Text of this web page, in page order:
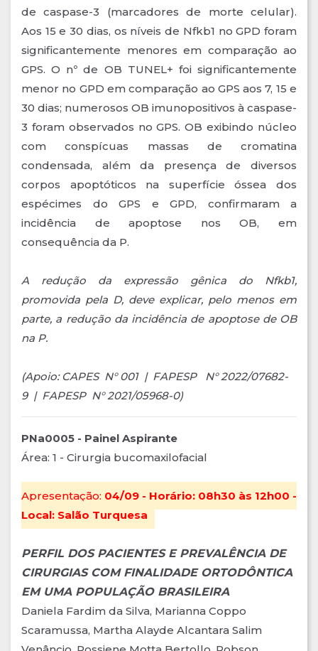
de caspase-3 (marcadores de morte celular).
Aos 15 e 30 dias, os níveis de Nfkb1 no GPD foram
significantemente menores em comparação ao
GPS. O nº de OB TUNEL+ foi significantemente
menor no GPD em comparação ao GPS aos 7, 15 e
30 dias; numerosos OB imunopositivos à caspase-
3 foram observados no GPS. OB exibindo núcleo
com conspícuas massas de cromatina
condensada, além da presença de diversos
corpos apoptóticos na superfície óssea dos
espécimes do GPS e GPD, confirmaram a
incidência de apoptose nos OB, em
consequência da P.
A redução da expressão gênica do Nfkb1,
promovida pela D, deve explicar, pelo menos em
parte, a redução da incidência de apoptose de OB
na P.
(Apoio: CAPES N° 001 | FAPESP N° 2022/07682-
9 | FAPESP N° 2021/05968-0)
PNa0005 - Painel Aspirante
Área: 1 - Cirurgia bucomaxilofacial
Apresentação: 04/09 - Horário: 08h30 às 12h00 -
Local: Salão Turquesa
PERFIL DOS PACIENTES E PREVALÊNCIA DE
CIRURGIAS COM FINALIDADE ORTODÔNTICA
EM UMA POPULAÇÃO BRASILEIRA
Daniela Fardim da Silva, Marianna Coppo
Scaramussa, Martha Alayde Alcantara Salim